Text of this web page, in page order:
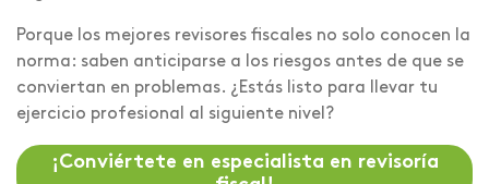
Porque los mejores revisores fiscales no solo conocen la
norma: saben anticiparse a los riesgos antes de que se
conviertan en problemas. ¿Estás listo para llevar tu
ejercicio profesional al siguiente nivel?
¡Conviértete en especialista en revisoría